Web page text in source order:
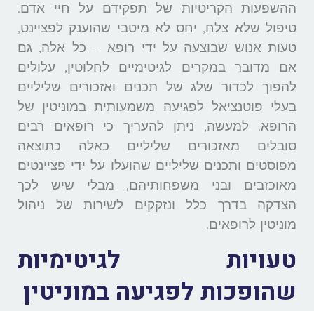
ההשפעות הקריטיות של תפקידם על חיי אדם.
טיפול שלא צלח, יחס לא מיטבי שהוענק לפציינט,
טעות אנוש שבוצעה על ידי רופא – כל אלה, גם
אם מדובר במקרים לגיטימיים לחלוטין, עלולים
להפוך לכדור שלג של תכנים ואזכורים שליליים
בעלי פוטנציאל לפגיעה משמעותית במוניטין של
הרופא. למעשה, ניתן להעריך כי רופאים רבים
סובלים מאזכורים שליליים כאלה כתוצאה
מפוסטים ותכנים שליליים שהועלו על ידי פציינטים
מאוכזבים ובני משפחותיהם, מבלי שיש לכך
הצדקה בדרך כלל ונזקקים לשירות של ניהול
מוניטין לרופאים.
טעויות לגיטימיות
שהופכות לפגיעה במוניטין